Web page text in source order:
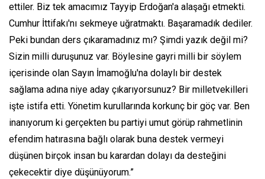
ettiler. Biz tek amacımız Tayyip Erdoğan'a alaşağı etmekti.
Cumhur İttifakı'nı sekmeye uğratmaktı. Başaramadık dediler.
Peki bundan ders çıkaramadınız mı? Şimdi yazık değil mi?
Sizin milli duruşunuz var. Böylesine gayri milli bir söylem
içerisinde olan Sayın İmamoğlu'na dolaylı bir destek
sağlama adına niye aday çıkarıyorsunuz? Bir milletvekilleri
işte istifa etti. Yönetim kurullarında korkunç bir göç var. Ben
inanıyorum ki gerçekten bu partiyi umut görüp rahmetlinin
efendim hatırasına bağlı olarak buna destek vermeyi
düşünen birçok insan bu karardan dolayı da desteğini
çekecektir diye düşünüyorum.”